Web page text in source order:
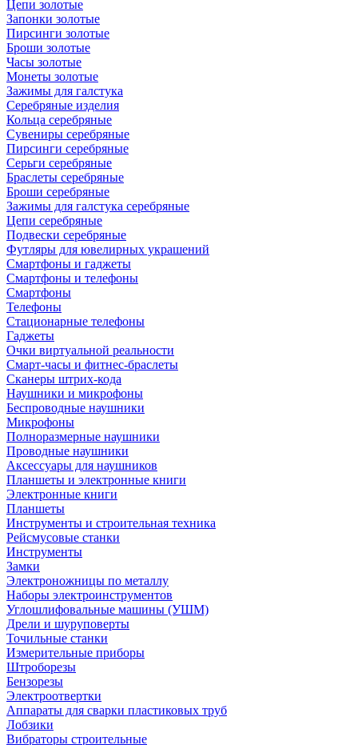
Цепи золотые
Запонки золотые
Пирсинги золотые
Броши золотые
Часы золотые
Монеты золотые
Зажимы для галстука
Серебряные изделия
Кольца серебряные
Сувениры серебряные
Пирсинги серебряные
Серьги серебряные
Браслеты серебряные
Броши серебряные
Зажимы для галстука серебряные
Цепи серебряные
Подвески серебряные
Футляры для ювелирных украшений
Смартфоны и гаджеты
Смартфоны и телефоны
Смартфоны
Телефоны
Стационарные телефоны
Гаджеты
Очки виртуальной реальности
Смарт-часы и фитнес-браслеты
Сканеры штрих-кода
Наушники и микрофоны
Беспроводные наушники
Микрофоны
Полноразмерные наушники
Проводные наушники
Аксессуары для наушников
Планшеты и электронные книги
Электронные книги
Планшеты
Инструменты и строительная техника
Рейсмусовые станки
Инструменты
Замки
Электроножницы по металлу
Наборы электроинструментов
Углошлифовальные машины (УШМ)
Дрели и шуруповерты
Точильные станки
Измерительные приборы
Штроборезы
Бензорезы
Электроотвертки
Аппараты для сварки пластиковых труб
Лобзики
Вибраторы строительные